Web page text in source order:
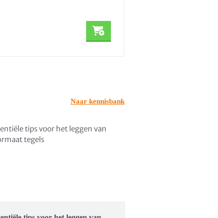
Naar kennisbank